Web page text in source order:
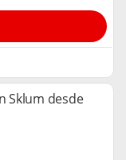
Sklum desde